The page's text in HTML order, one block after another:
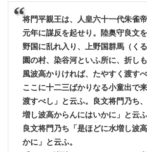
将門平親王は、人皇六十一代朱雀
元年に謀反を起せり。陸奥守良文
野国に乱れ入り、上野国群馬（く
園の村、染谷河といふ所に、折し
風波高かりければ、たやすく渡すべ
ここに十二三ばかりなる小童出で来
渡すべし」と云ふ。良文将門乃ち
増し波高からんにはいかに」と云ふ
良文将門乃ち「是ほどに水増し波
かに」と云ふ。